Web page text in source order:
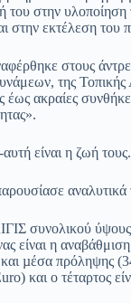
στην υλοποίηση
στην εκτέλεση του
στους
της Τοπικής
έως ακραίες
αυτή είναι η ζωή
συνολικού
είναι η
µέσα πρόληψης
και ο τέταρτος